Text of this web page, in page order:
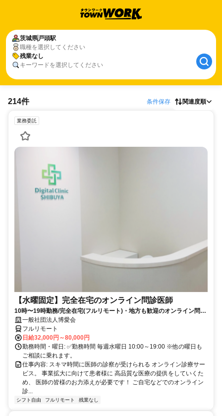
茨城県戸頭駅
職種を選択してください
残業なし
キーワードを選択してください
214件 条件保存 関連度順
業務委託
【水曜固定】完全在宅のオンライン問診医師
10時〜19時勤務/完全在宅(フルリモート)・地方も歓迎のオンライン問診
業務一般社団法人博愛会
フルリモート
日給32,000円～80,000円
勤務時間・曜日: ✅勤務時間 毎週水曜日 10:00～19:00 ※他の曜日も
ご相談に乗れます。
仕事内容: スキマ時間に医師の診察が受けられる オンライン診療サー
ビス。 事業拡大に向けて患者様に 高品質な医療の提供をしていくた
め、 医師の皆様のお力添えが必要です！ ご自宅などでのオンライン
診...
シフト自由 フルリモート 残業なし